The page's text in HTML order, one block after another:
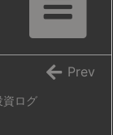
資ログ
Prev